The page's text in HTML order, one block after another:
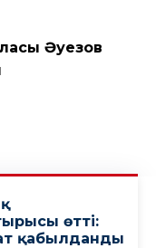
Әуезов
өтті:
қабылданды